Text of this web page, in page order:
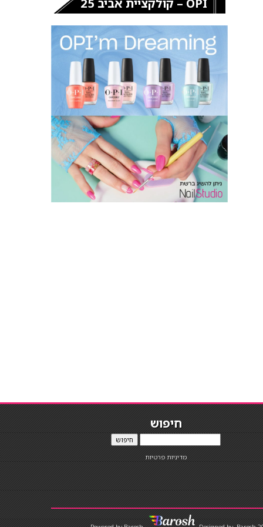
OPI – קולקציית אביב 25
חיפוש
חיפוש
מדיניות פרטיות